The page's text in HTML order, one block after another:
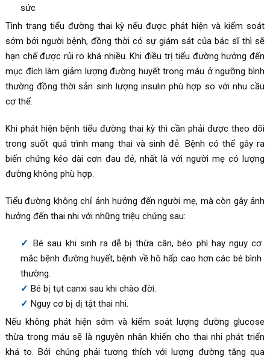
sức
Tình trạng tiểu đường thai kỳ nếu được phát hiện và kiểm soát
sớm bởi người bệnh, đồng thời có sự giám sát của bác sĩ thì sẽ
hạn chế được rủi ro khá nhiều. Khi điều trị tiểu đường hướng đến
mục đích làm giảm lượng đường huyết trong máu ở ngưỡng bình
thường đồng thời sản sinh lượng insulin phù hợp so với nhu cầu
cơ thể.
Khi phát hiện bệnh tiểu đường thai kỳ thì cần phải được theo dõi
trong suốt quá trình mang thai và sinh đẻ. Bệnh có thể gây ra
biến chứng kéo dài cơn đau đẻ, nhất là với người mẹ có lượng
đường không phù hợp.
Tiểu đường không chỉ ảnh hưởng đến người mẹ, mà còn gây ảnh
hưởng đến thai nhi với những triệu chứng sau:
Bé sau khi sinh ra dễ bị thừa cân, béo phì hay nguy cơ
mắc bệnh đường huyết, bệnh về hô hấp cao hơn các bé bình
thường.
Bé bị tụt canxi sau khi chào đời.
Nguy cơ bị dị tật thai nhi.
Nếu không phát hiện sớm và kiểm soát lượng đường glucose
thừa trong máu sẽ là nguyên nhân khiến cho thai nhi phát triển
khá to. Bởi chúng phải tương thích với lượng đường tăng qua